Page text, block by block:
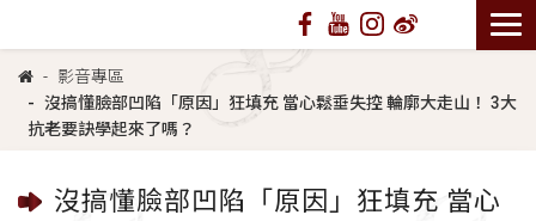
影音專區
沒搞懂臉部凹陷「原因」狂填充 當心鬆垂失控 輪廓大走山！ 3大
抗老要訣學起來了嗎？
沒搞懂臉部凹陷「原因」狂填充 當心